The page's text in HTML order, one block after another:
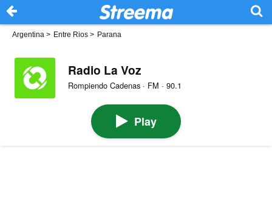
Argentina > Entre Rios > Parana
Radio La Voz
Rompiendo Cadenas · FM · 90.1
Play